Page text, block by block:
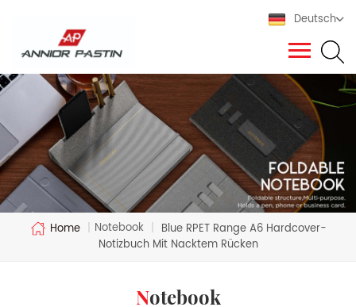
Deutsch
Home | Notebook | Blue RPET Range A6 Hardcover-
Notizbuch Mit Nacktem Rücken
Notebook